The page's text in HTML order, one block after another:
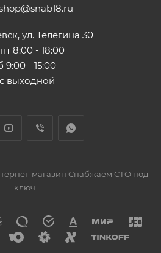
ул. Телегина 30
8:00 - 18:00
9:00 - 15:00
выходной
магазин Снабжаем СТО под
ключ